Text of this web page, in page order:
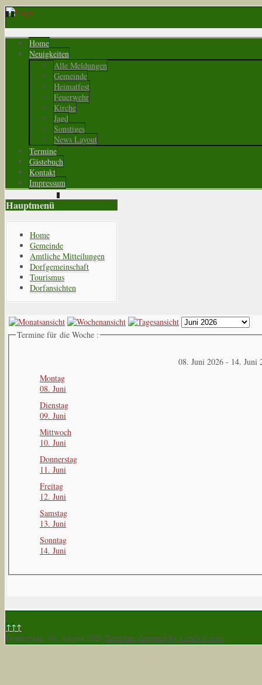
Home
Neuigkeiten
Alle Meldungen
Gemeinde
Heimatfest
Feuerwehr
Kirche
Jagd
Sonstiges
News Layout
Termine
Gästebuch
Kontakt
Impressum
Hauptmenü
Home
Gemeinde
Amtliche Mitteilungen
Dorfgemeinschaft
Tourismus
Dorfansichten
Termine für die Woche :
08. Juni 2026 - 14. Juni
Montag
08. Juni
Dienstag
09. Juni
Mittwoch
10. Juni
Donnerstag
11. Juni
Freitag
12. Juni
Samstag
13. Juni
Sonntag
14. Juni
↑↑↑
Donnerstag, 06. August 2026 Template designed by LernVid.com